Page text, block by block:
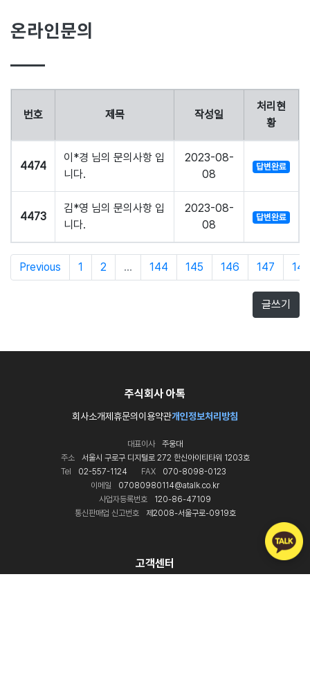
온라인문의
번호 제목 작성일
처리현
황
4474
이*경 님의 문의사항 입
니다.
2023-08-
08
답변완료
4473
김*영 님의 문의사항 입
니다.
2023-08-
08
답변완료
Previous 1 2 ... 144 145 146 147 148
글쓰기
주식회사 아톡
회사소개제휴문의 이용약관개인정보처리방침
대표이사
주웅대
주소
서울시 구로구 디지털로 272 한신아이티타워 1203호
Tel
02-557-1124 FAX
070-8098-0123
이메일
07080980114@atalk.co.kr
사업자등록번호
120-86-47109
통신판매업 신고번호
제2008-서울구로-0919호
고객센터